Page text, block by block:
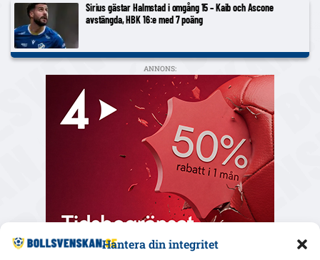
Hantera din integritet
Sirius gästar Halmstad i omgång 15 – Kaib och Ascone
avstängda, HBK 16:e med 7 poäng
ANNONS: